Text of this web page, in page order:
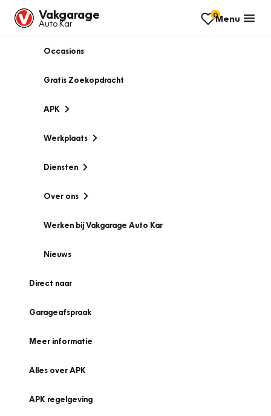
Vakgarage
Auto Kar
0Menu
Occasions
Gratis Zoekopdracht
APK
Werkplaats
Diensten
Over ons
Werken bij Vakgarage Auto Kar
Nieuws
Direct naar
Garageafspraak
Meer informatie
Alles over APK
APK regelgeving